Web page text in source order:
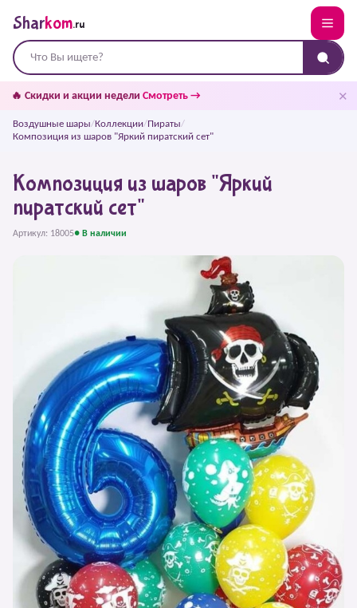
Sharkom.ru
🔥 Скидки и акции недели Смотреть → ✕
Воздушные шары/Коллекции/Пираты/
Композиция из шаров "Яркий пиратский сет"
Композиция из шаров "Яркий
пиратский сет"
Артикул: 18005● В наличии